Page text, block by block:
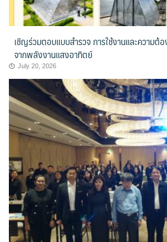
เชิญร่วมตอบแบบสำรวจ การใช้งานและความต้อ
จากพลังงานแสงอาทิตย์
July 20, 2026